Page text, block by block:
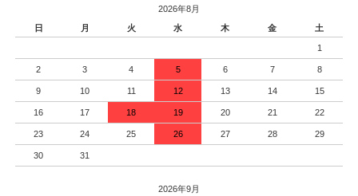
2026年8月
日
月 火 水 木 金 土
1
2 3 4 5 6 7 8
9 10 11 12 13 14 15
16 17 18 19 20 21 22
23 24 25 26 27 28 29
30 31
2026年9月